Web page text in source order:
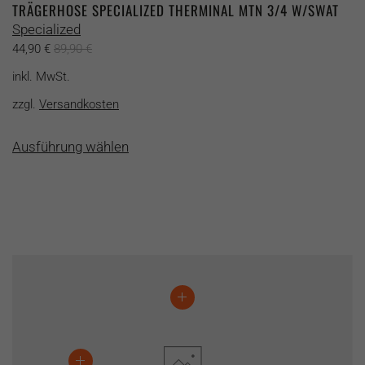
TRÄGERHOSE SPECIALIZED THERMINAL MTN 3/4 W/SWAT
Specialized
44,90 € 89,90€
inkl. MwSt.
zzgl. Versandkosten
Ausführung wählenProdukt
können
Produktseite